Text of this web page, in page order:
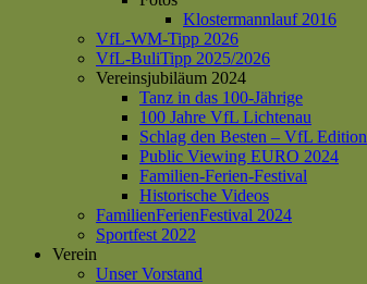
Klostermannlauf 2016
VfL-WM-Tipp 2026
VfL-BuliTipp 2025/2026
Vereinsjubiläum 2024
Tanz in das 100-Jährige
100 Jahre VfL Lichtenau
Schlag den Besten – VfL Edition
Public Viewing EURO 2024
Familien-Ferien-Festival
Historische Videos
FamilienFerienFestival 2024
Sportfest 2022
Verein
Unser Vorstand